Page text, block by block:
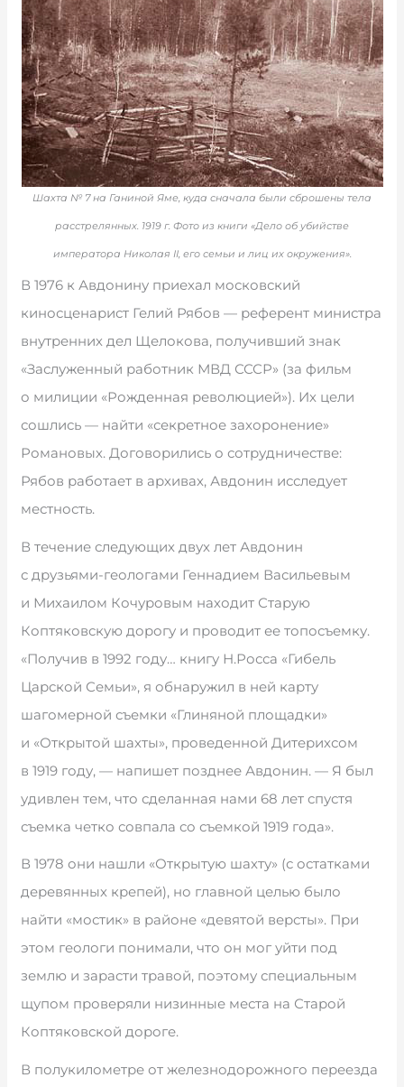
Шахта № 7 на Ганиной Яме, куда сначала были сброшены тела
расстрелянных. 1919 г. Фото из книги «Дело об убийстве
императора Николая II, его семьи и лиц их окружения».
В 1976 к Авдонину приехал московский
киносценарист Гелий Рябов — референт министра
внутренних дел Щелокова, получивший знак
«Заслуженный работник МВД СССР» (за фильм
о милиции «Рожденная революцией»). Их цели
сошлись — найти «секретное захоронение»
Романовых. Договорились о сотрудничестве:
Рябов работает в архивах, Авдонин исследует
местность.
В течение следующих двух лет Авдонин
с друзьями-геологами Геннадием Васильевым
и Михаилом Кочуровым находит Старую
Коптяковскую дорогу и проводит ее топосъемку.
«Получив в 1992 году… книгу Н.Росса «Гибель
Царской Семьи», я обнаружил в ней карту
шагомерной съемки «Глиняной площадки»
и «Открытой шахты», проведенной Дитерихсом
в 1919 году, — напишет позднее Авдонин. — Я был
удивлен тем, что сделанная нами 68 лет спустя
съемка четко совпала со съемкой 1919 года».
В 1978 они нашли «Открытую шахту» (с остатками
деревянных крепей), но главной целью было
найти «мостик» в районе «девятой версты». При
этом геологи понимали, что он мог уйти под
землю и зарасти травой, поэтому специальным
щупом проверяли низинные места на Старой
Коптяковской дороге.
В полукилометре от железнодорожного переезда